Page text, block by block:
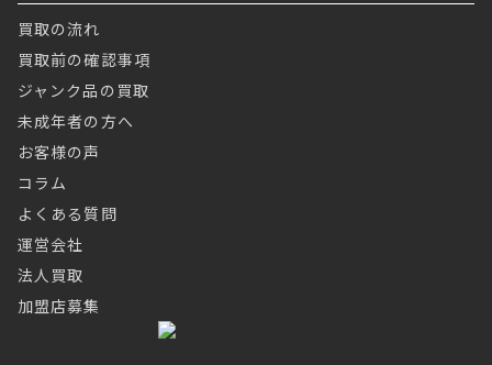
買取の流れ
買取前の確認事項
ジャンク品の買取
未成年者の方へ
お客様の声
コラム
よくある質問
運営会社
法人買取
加盟店募集